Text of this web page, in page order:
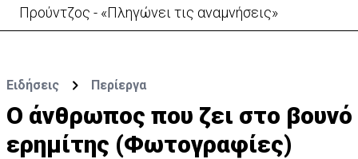
Μαχαίρωσε στο λαιμό 53χρονο
Ειδήσεις Περίεργα
Ο άνθρωπος που ζει στο
ερημίτης (Φωτογραφίες)